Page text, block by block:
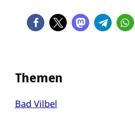
Themen
Bad Vilbel